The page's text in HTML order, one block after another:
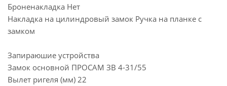
Броненакладка Нет
Накладка на цилиндровый замок Ручка на планке с
замком
Запираюшие устройства
Замок основной ПРОСАМ ЗВ 4-31/55
Вылет ригеля (мм) 22